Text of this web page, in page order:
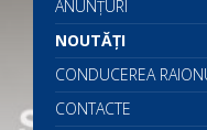
ANUNȚURI
NOUTĂȚI
CONDUCEREA
CONTACTE